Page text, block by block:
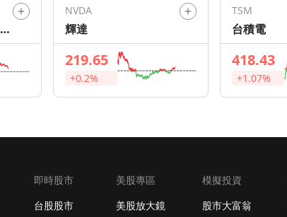
NVDA
輝達
219.65
+0.2%
TSM
台積電
418.43
+1.07%
即時股市
台股股市
美股專區
美股放大鏡
模擬投資
股市大富翁